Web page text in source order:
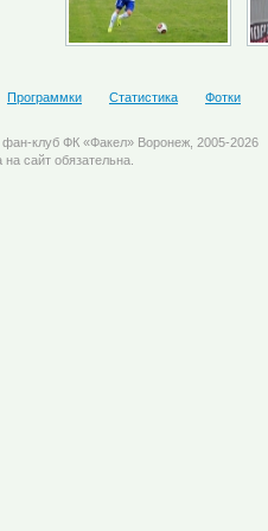
Программки Статистика Фотки
клуб ФК «Факел» Воронеж, 2005-2026
сайт обязательна.